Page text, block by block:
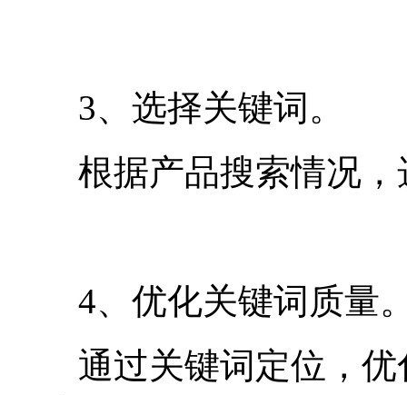
3、选择关键词。
根据产品搜索情况，
4、优化关键词质量
通过关键词定位，优